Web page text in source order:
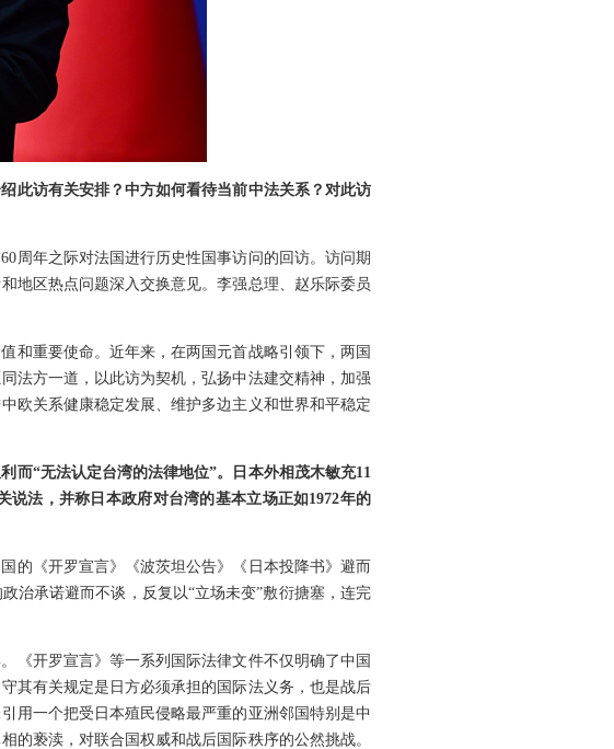
此访有关安排？中方如何看待当前中法关系？对此访
周年之际对法国进行历史性国事访问的回访。访问期
地区热点问题深入交换意见。李强总理、赵乐际委员
和重要使命。近年来，在两国元首战略引领下，两国
法方一道，以此访为契机，弘扬中法建交精神，加强
欧关系健康稳定发展、维护多边主义和世界和平稳定
而“无法认定台湾的法律地位”。日本外相茂木敏充11
说法，并称日本政府对台湾的基本立场正如1972年的
的《开罗宣言》《波茨坦公告》《日本投降书》避而
治承诺避而不谈，反复以“立场未变”敷衍搪塞，连完
《开罗宣言》等一系列国际法律文件不仅明确了中国
其有关规定是日方必须承担的国际法义务，也是战后
用一个把受日本殖民侵略最严重的亚洲邻国特别是中
的亵渎，对联合国权威和战后国际秩序的公然挑战。